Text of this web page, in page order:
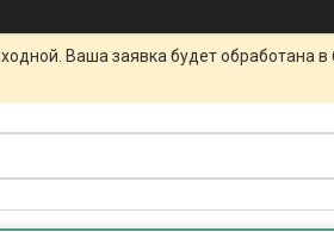
Ваша заявка будет обработана